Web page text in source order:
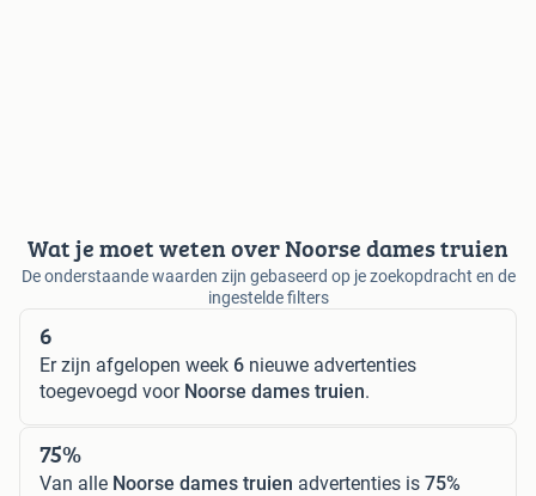
Wat je moet weten over Noorse dames truien
De onderstaande waarden zijn gebaseerd op je zoekopdracht en de
ingestelde filters
6
Er zijn afgelopen week 6 nieuwe advertenties
toegevoegd voor Noorse dames truien.
75%
Van alle Noorse dames truien advertenties is 75%